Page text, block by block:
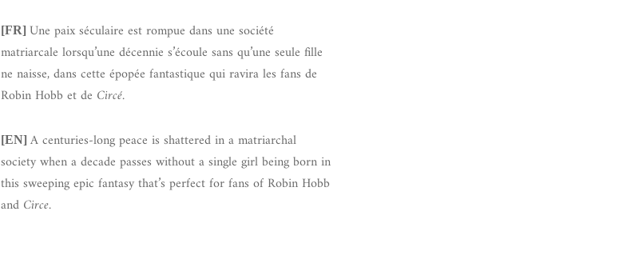
[FR] Une paix séculaire est rompue dans une société
matriarcale lorsqu’une décennie s’écoule sans qu’une seule fille
ne naisse, dans cette épopée fantastique qui ravira les fans de
Robin Hobb et de Circé.
[EN] A centuries-long peace is shattered in a matriarchal
society when a decade passes without a single girl being born in
this sweeping epic fantasy that’s perfect for fans of Robin Hobb
and Circe.